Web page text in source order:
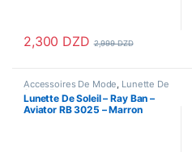
2,300 DZD 2,999DZD
Accessoires De Mode Lunette De
Soleil Femme Lunettes Lunettes
De Soleil ,Lunettes De Soleil
Homme
Lunette De Soleil – Ray Ban –
Aviator RB 3025 – Marron